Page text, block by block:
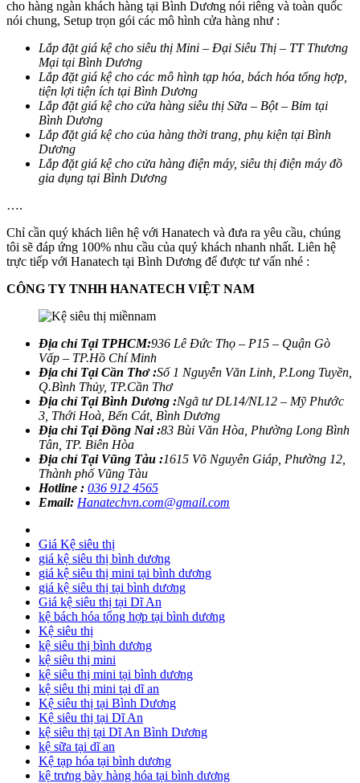
cho hàng ngàn khách hàng tại Bình Dương nói riêng và toàn quốc
nói chung, Setup trọn gói các mô hình cửa hàng như :
Lắp đặt giá kệ cho siêu thị Mini – Đại Siêu Thị – TT Thương
Mại tại Bình Dương
Lắp đặt giá kệ cho các mô hình tạp hóa, bách hóa tổng hợp,
tiện lợi tiện ích tại Bình Dương
Lắp đặt giá kệ cho cửa hàng siêu thị Sữa – Bột – Bỉm tại
Bình Dương
Lắp đặt giá kệ cho của hàng thời trang, phụ kiện tại Bình
Dương
Lắp đặt giá kệ cho cửa hàng điện máy, siêu thị điện máy đồ
gia dụng tại Bình Dương
….
Chỉ cần quý khách liên hệ với Hanatech và đưa ra yêu cầu, chúng
tôi sẽ đáp ứng 100% nhu cầu của quý khách nhanh nhất. Liên hệ
trực tiếp với Hanatech tại Bình Dương để được tư vấn nhé :
CÔNG TY TNHH HANATECH VIỆT NAM
Địa chỉ Tại TPHCM:936 Lê Đức Thọ – P15 – Quận Gò
Vấp – TP.Hồ Chí Minh
Địa chỉ Tại Cần Thơ :Số 1 Nguyễn Văn Linh, P.Long Tuyền,
Q.Bình Thủy, TP.Cần Thơ
Địa chỉ Tại Bình Dương :Ngã tư DL14/NL12 – Mỹ Phước
3, Thới Hoà, Bến Cát, Bình Dương
Địa chỉ Tại Đồng Nai :83 Bùi Văn Hòa, Phường Long Bình
Tân, TP. Biên Hòa
Địa chỉ Tại Vũng Tàu :1615 Võ Nguyên Giáp, Phường 12,
Thành phố Vũng Tàu
Hotline : 036 912 4565
Email: Hanatechvn.com@gmail.com
Giá Kệ siêu thị
giá kệ siêu thị bình dương
giá kệ siêu thị mini tại bình dương
giá kệ siêu thị tại bình dương
Giá kệ siêu thị tại Dĩ An
kệ bách hóa tổng hợp tại bình dương
Kệ siêu thị
kệ siêu thị bình dương
kệ siêu thị mini
kệ siêu thị mini tại bình dương
kệ siêu thị mini tại dĩ an
Kệ siêu thị tại Bình Dương
Kệ siêu thị tại Dĩ An
kệ siêu thị tại Dĩ An Bình Dương
kệ sữa tại dĩ an
Kệ tạp hóa tại bình dương
kệ trưng bày hàng hóa tại bình dương